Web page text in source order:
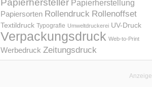
Papierhersteller Papierherstellung
Papiersorten Rollendruck Rollenoffset
Textildruck Typografie Umweltdruckerei UV-Druck
Verpackungsdruck Web-to-Print
Werbedruck Zeitungsdruck
Anzeige